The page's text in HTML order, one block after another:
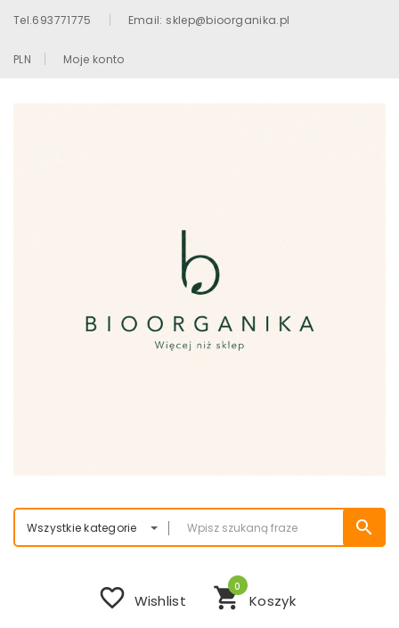
Tel.693771775 Email: sklep@bioorganika.pl
PLN Moje konto
Wszystkie kategorie search
shopping_cart Koszyk
0
favorite_border Wishlist